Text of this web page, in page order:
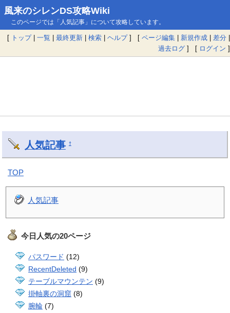
風来のシレンDS攻略Wiki
このページでは「人気記事」について攻略しています。
[ トップ| 一覧 | 最終更新 | 検索 | ヘルプ] [ ページ編集 | 新規作成 | 差分 |
過去ログ ] [ ログイン ]
人気記事 †
TOP
人気記事
今日人気の20ページ
パスワード (12)
RecentDeleted (9)
テーブルマウンテン (9)
掛軸裏の洞窟 (8)
腕輪 (7)